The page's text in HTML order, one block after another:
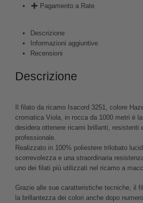
Pagamento a Rate
Descrizione
Informazioni aggiuntive
Recensioni
Descrizione
Il filato da ricamo Isacord 3251, colore
cromatica Viola, in rocca da 1000 metri è
desidera ottenere ricami brillanti, resistenti
professionale.
Realizzato in 100% poliestere trilobato
scorrevolezza e una straordinaria
uno dei filati più utilizzati nel ricamo a
Grazie alle sue caratteristiche tecniche, il
la brillantezza dei colori anche dopo